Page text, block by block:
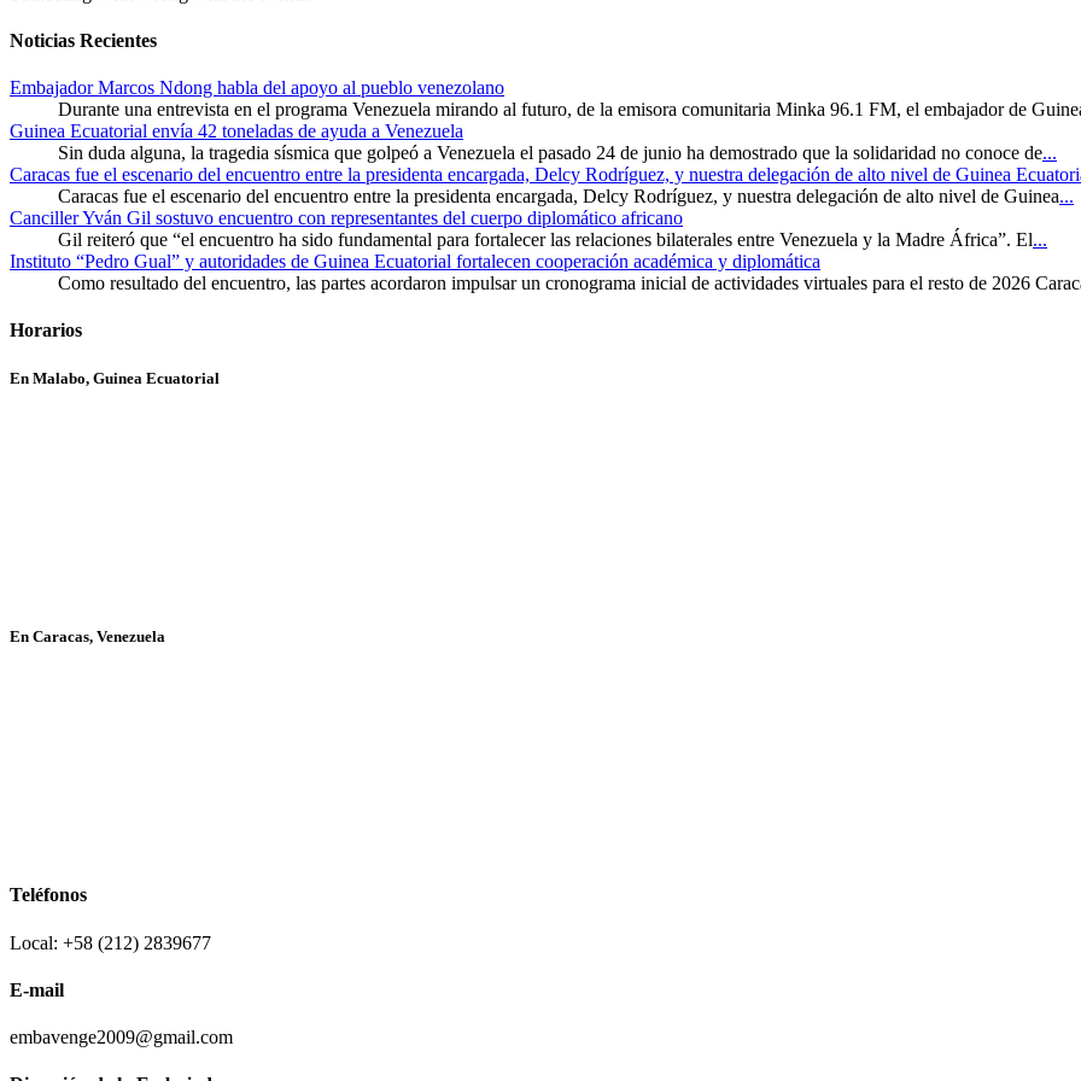
Noticias Recientes
Embajador Marcos Ndong habla del apoyo al pueblo venezolano
Durante una entrevista en el programa Venezuela mirando al futuro, de la emisora comunitaria Minka 96.1 FM, el embajador de
Guinea Ecuatorial envía 42 toneladas de ayuda a Venezuela
Sin duda alguna, la tragedia sísmica que golpeó a Venezuela el pasado 24 de junio ha demostrado que la solidaridad no conoce de...
Caracas fue el escenario del encuentro entre la presidenta encargada, Delcy Rodríguez, y nuestra delegación de alto nivel de Guinea
Caracas fue el escenario del encuentro entre la presidenta encargada, Delcy Rodríguez, y nuestra delegación de alto nivel de Guinea...
Canciller Yván Gil sostuvo encuentro con representantes del cuerpo diplomático africano
Gil reiteró que “el encuentro ha sido fundamental para fortalecer las relaciones bilaterales entre Venezuela y la Madre África”. El...
Instituto “Pedro Gual” y autoridades de Guinea Ecuatorial fortalecen cooperación académica y diplomática
Como resultado del encuentro, las partes acordaron impulsar un cronograma inicial de actividades virtuales para el resto de 2026
Horarios
En Malabo, Guinea Ecuatorial
En Caracas, Venezuela
Teléfonos
Local: +58 (212) 2839677
E-mail
embavenge2009@gmail.com